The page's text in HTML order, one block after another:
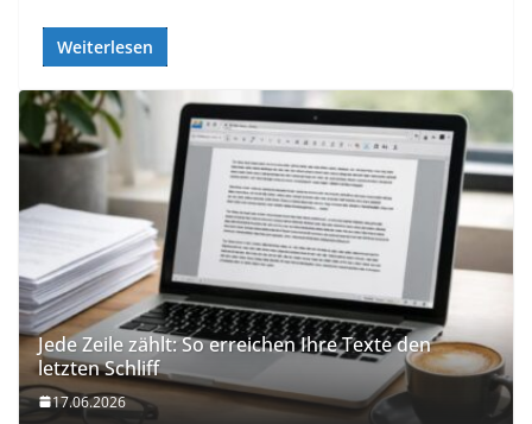
Weiterlesen
Jede Zeile zählt: So erreichen Ihre Texte den
letzten Schliff
17.06.2026